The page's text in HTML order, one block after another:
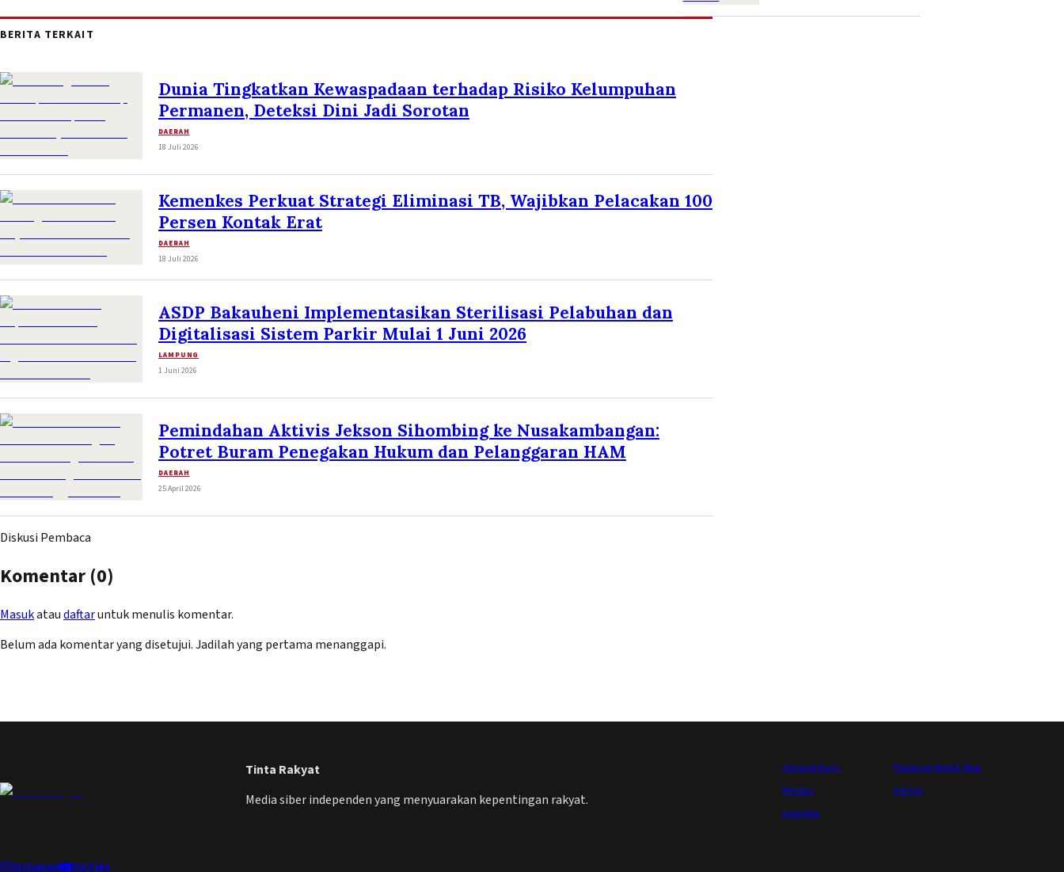
BERITA TERKAIT
Dunia Tingkatkan Kewaspadaan terhadap Risiko Kelumpuhan
Permanen, Deteksi Dini Jadi Sorotan
DAERAH
18 Juli 2026
Kemenkes Perkuat Strategi Eliminasi TB, Wajibkan Pelacakan 100
Persen Kontak Erat
DAERAH
18 Juli 2026
ASDP Bakauheni Implementasikan Sterilisasi Pelabuhan dan
Digitalisasi Sistem Parkir Mulai 1 Juni 2026
LAMPUNG
1 Juni 2026
Pemindahan Aktivis Jekson Sihombing ke Nusakambangan:
Potret Buram Penegakan Hukum dan Pelanggaran HAM
DAERAH
25 April 2026
Diskusi Pembaca
Komentar (0)
Masukataudaftaruntuk menulis komentar.
Belum ada komentar yang disetujui. Jadilah yang pertama menanggapi.
Tinta Rakyat
Media siber independen yang menyuarakan kepentingan rakyat.
Tentang Kami
Pedoman Media Siber
Redaksi
Kontak
Kode Etik
Instagram YouTube